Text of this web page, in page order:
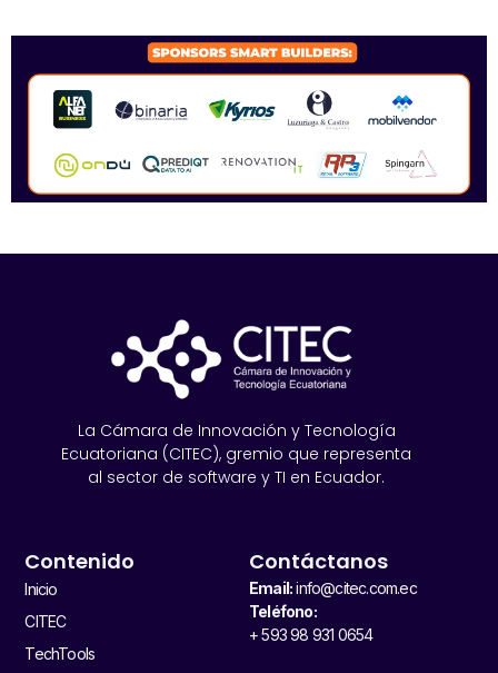
La Cámara de Innovación y Tecnología
Ecuatoriana (CITEC), gremio que representa
al sector de software y TI en Ecuador.
Contenido
Inicio
CITEC
TechTools
Contáctanos
Email:info@citec.com.ec
Teléfono:
+ 593 98 931 0654